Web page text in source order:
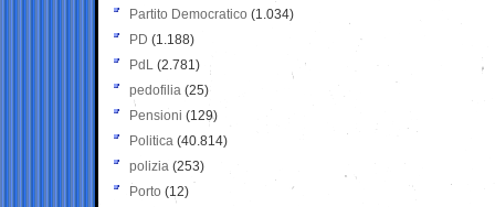
Partito Democratico (1.034)
PD (1.188)
PdL (2.781)
pedofilia (25)
Pensioni (129)
Politica (40.814)
polizia (253)
Porto (12)